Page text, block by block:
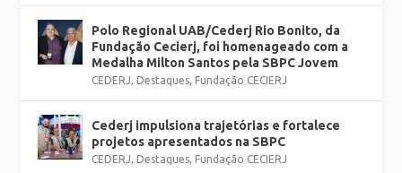
Polo Regional UAB/Cederj Rio Bonito, da
Fundação Cecierj, foi homenageado com a
Medalha Milton Santos pela SBPC Jovem
CEDERJ, Destaques, Fundação CECIERJ
Cederj impulsiona trajetórias e fortalece
projetos apresentados na SBPC
CEDERJ, Destaques, Fundação CECIERJ